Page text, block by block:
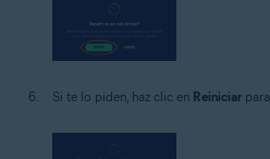
Si te lo piden, haz clic en Reiniciar